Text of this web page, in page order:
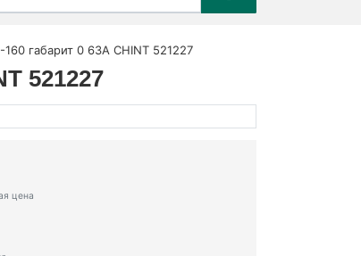
габарит 0 63А CHINT 521227
521227
цена